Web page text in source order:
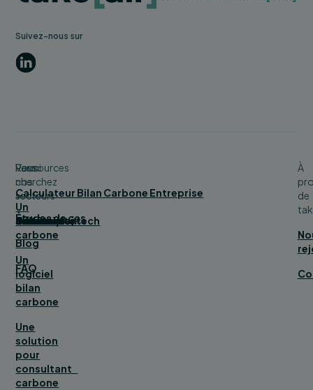
Suivez-nous sur
LinkedIn
Vous
cherchez
Un
bilan
carbone
Un
logiciel
bilan
carbone
Une
solution
pour
consultant
carbone
Parmi
nos
secteurs
Bâtiment
Service
Tourisme
Distribution
Industrie
Numérique/tech
Collectivité
Ressources
Calculateur Bilan Carbone Entreprise
Études de cas
Blog
FAQ
À
de